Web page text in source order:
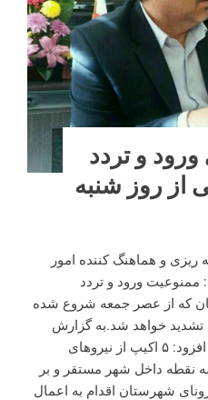
و تردد
از روز شنبه
و هماهنگ کننده امور
ممنوعیت ورود و تردد
که از عصر جمعه شروع شده
شنبه ۱۰ آبان ماه تشدید خواهد شد.به گزارش
خوانسارنیوز، عبدالرضا دهاقین افزود: ۵ اکیپ از نیروهای
نقطه داخل شهر مستقر و بر
شهرستان اقدام به اعمال